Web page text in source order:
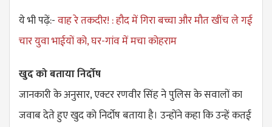
ये भी पढ़ें:-वाह रे तकदीर! : हौद में गिरा बच्चा और मौत खींच ले गई
चार युवा भाईयों को, घर-गांव में मचा कोहराम
खुद को बताया निर्दोष
जानकारी के अनुसार, एक्टर रणवीर सिंह ने पुलिस के सवालों का
जवाब देते हुए खुद को निर्दाेष बताया है। उन्होंने कहा कि उन्हें कतई